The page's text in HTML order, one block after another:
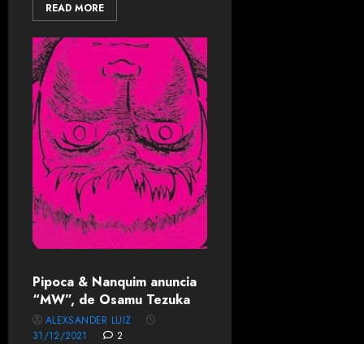
READ MORE
Pipoca & Nanquim anuncia
“MW”, de Osamu Tezuka
ALEXSANDER LUIZ
31/12/2021
2